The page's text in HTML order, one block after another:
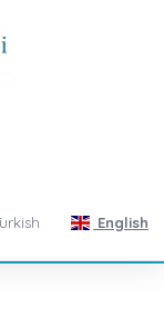
English